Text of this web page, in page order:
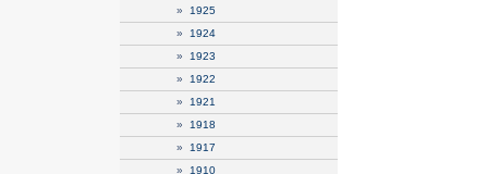
» 1925
» 1924
» 1923
» 1922
» 1921
» 1918
» 1917
» 1910